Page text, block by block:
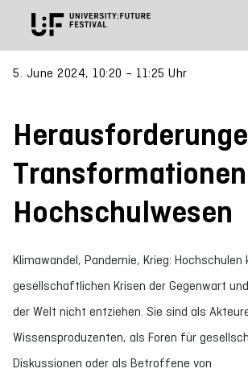
5. June 2024, 10:20 – 11:25 Uhr
Hochschulwesen
Klimawandel, Pandemie, Krieg: Hochschulen
gesellschaftlichen Krisen der Gegenwart
der Welt nicht entziehen. Sie sind als
Wissensproduzenten, als Foren für
Diskussionen oder als Betroffene von